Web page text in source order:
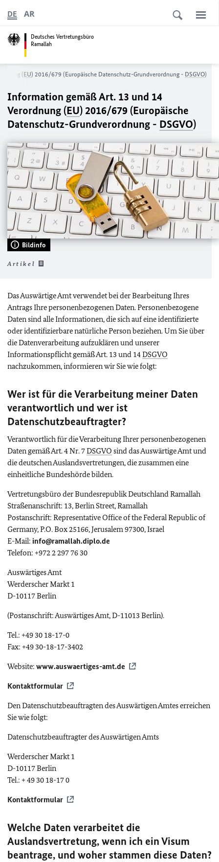
Deutsches Vertretungsbüro
Ramallah
DE AR
(EU) 2016/679 (Europäische Datenschutz-Grundverordnung - DSGVO)
Information gemäß Art. 13 und 14
Verordnung (EU) 2016/679 (Europäische
Datenschutz-Grundverordnung - DSGVO)
Bildinfo
Artikel
Das Auswärtige Amt verwendet bei der Bearbeitung Ihres
Antrags Ihre personenbezogenen Daten. Personenbezogene
Daten sind alle Informationen, die sich auf eine identifizierte
oder identifizierbare natürliche Person beziehen. Um Sie über
die Datenverarbeitung aufzuklären und unserer
Informationspflicht gemäß Art. 13 und 14DSGVO
nachzukommen, informieren wir Sie wie folgt:
Wer ist für die Verarbeitung meiner Daten
verantwortlich und wer ist
Datenschutzbeauftragter?
Verantwortlich für die Verarbeitung Ihrer personenbezogenen
Daten gemäß Art. 4 Nr. 7DSGVO sind das Auswärtige Amt und
die deutschen Auslandsvertretungen, die zusammen eine
einheitliche Bundeshörde bilden.
Vertretungsbüro der Bundesrepublik Deutschland Ramallah
Straßenanschrift: 13, Berlin Street, Ramallah
Postanschrift: Representative Office of the Federal Republic of
Germany, P.O. Box 25166, Jerusalem 97300, Israel
E-Mail: info@ramallah.diplo.de
Telefon: +972 2 297 76 30
Auswärtiges Amt
Werderscher Markt 1
D-10117 Berlin
(Postanschrift: Auswärtiges Amt, D-11013 Berlin).
Tel.: +49 30 18-17-0
Fax: +49 30-18-17-3402
Website: www.auswaertiges-amt.de
Kontaktformular
Den Datenschutzbeauftragten des Auswärtigen Amtes erreichen
Sie wie folgt:
Datenschutzbeauftragter des Auswärtigen Amts
Werderscher Markt 1
D-10117 Berlin
Tel.: + 49 30 18-17 0
Kontaktformular
Welche Daten verarbeitet die
Auslandsvertretung, wenn ich ein Visum
beantrage, und woher stammen diese Daten?